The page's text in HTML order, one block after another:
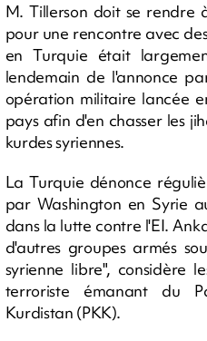
M. Tillerson doit se rendre
pour une rencontre avec
en Turquie était
lendemain de l'annonce
opération militaire lancée
pays afin d'en chasser les
kurdes syriennes.
La Turquie dénonce
par Washington en Syrie
dans la lutte contre l'EI.
d'autres groupes armés
syrienne libre", considère
terroriste émanant du
Kurdistan (PKK).